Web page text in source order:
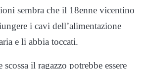
sembra che il 18enne vicentino
i cavi dell’alimentazione
e li abbia toccati.
il ragazzo potrebbe essere